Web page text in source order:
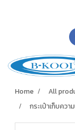
Home All
กระเป๋าเก็บคว